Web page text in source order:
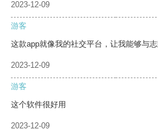
2023-12-09
游客
这款app就像我的社交平台，让我能够与
2023-12-09
游客
这个软件很好用
2023-12-09